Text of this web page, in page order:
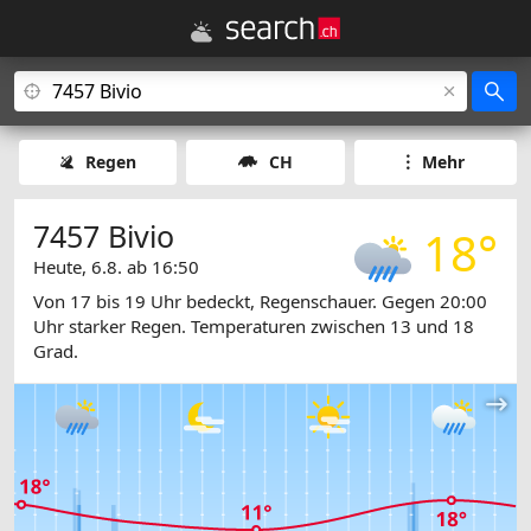
Regen CH Mehr
18°
7457 Bivio
Heute, 6.8. ab 16:50
Von 17 bis 19 Uhr bedeckt, Regenschauer. Gegen 20:00
Uhr starker Regen. Temperaturen zwischen 13 und 18
Grad.